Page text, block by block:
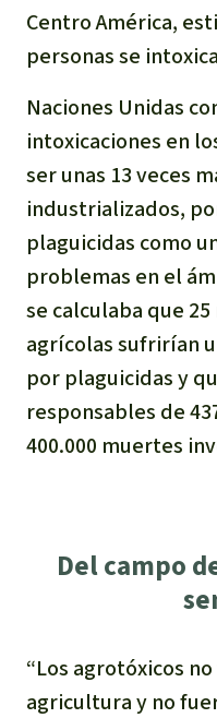
Centro América,
personas se
Naciones Unidas
intoxicaciones en
ser unas 13 veces
industrializados,
plaguicidas como
problemas en el
se calculaba que
agrícolas sufrirían
por plaguicidas y
responsables de
400.000 muertes
Del campo
“Los agrotóxicos
agricultura y no